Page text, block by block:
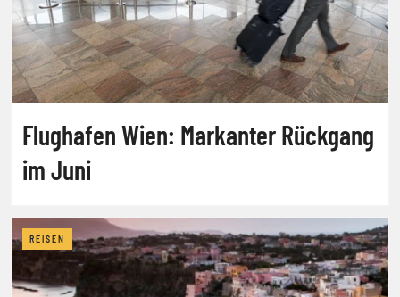
Flughafen Wien: Markanter Rückgang
im Juni
REISEN